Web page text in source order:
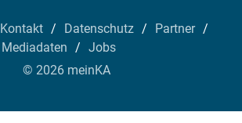
Kontakt Datenschutz
Partner
Mediadaten
Jobs
© 2026 meinKA